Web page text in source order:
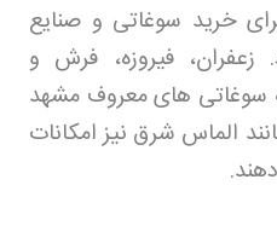
خرید سوغاتی و صنایع
فیروزه، فرش و
سوغاتی های معروف مشهد
الماس شرق نیز امکانات
.